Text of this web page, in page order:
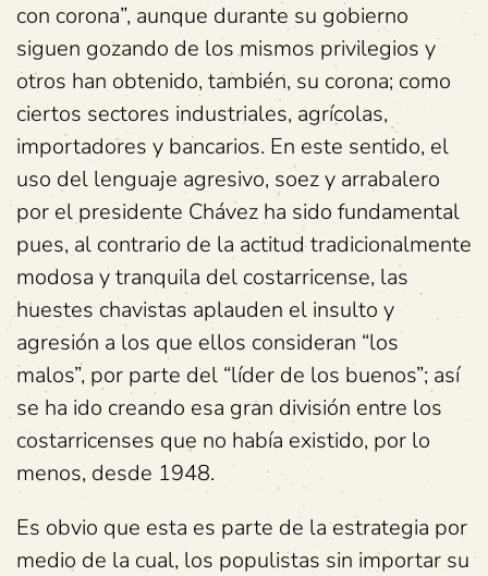
con corona”, aunque durante su gobierno
siguen gozando de los mismos privilegios y
otros han obtenido, también, su corona; como
ciertos sectores industriales, agrícolas,
importadores y bancarios. En este sentido, el
uso del lenguaje agresivo, soez y arrabalero
por el presidente Chávez ha sido fundamental
pues, al contrario de la actitud tradicionalmente
modosa y tranquila del costarricense, las
huestes chavistas aplauden el insulto y
agresión a los que ellos consideran “los
malos”, por parte del “líder de los buenos”; así
se ha ido creando esa gran división entre los
costarricenses que no había existido, por lo
menos, desde 1948.
Es obvio que esta es parte de la estrategia por
medio de la cual, los populistas sin importar su